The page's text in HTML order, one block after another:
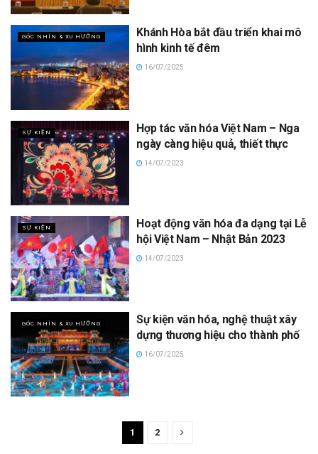
GÓC NHÌN & XU HƯỚNG
Khánh Hòa bắt đầu triển khai mô
hình kinh tế đêm
16/07/2025
SỰ KIỆN
Hợp tác văn hóa Việt Nam – Nga
ngày càng hiệu quả, thiết thực
14/07/2023
SỰ KIỆN
Hoạt động văn hóa đa dạng tại Lễ
hội Việt Nam – Nhật Bản 2023
14/07/2023
GÓC NHÌN & XU HƯỚNG
Sự kiện văn hóa, nghệ thuật xây
dựng thương hiệu cho thành phố
16/07/2025
1 2